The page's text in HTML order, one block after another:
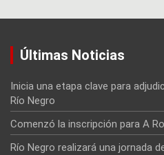
Últimas Noticias
Inicia una etapa clave para
Río Negro
Comenzó la inscripción para A
Río Negro realizará una jornada